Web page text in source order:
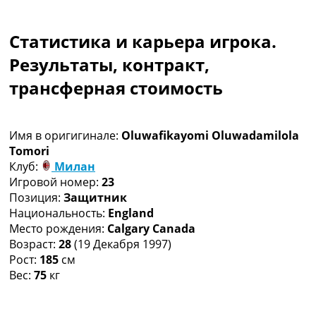
Чемпионат Мира
Украина. Премьер-Лига
Украина. Первая Лига
Лига Чемпионов
Другие Турниры >>>
Таблицы
Таблицы групп Чемпионата Мира
Украина. Премьер-Лига
Украина. Первая Лига
Лига Чемпионов. Таблицы групп
Англия. Премьер-Лига
Испания. Ла Лига
Все таблицы >>>
Рейтинги
Статистика и карьера игрока.
Результаты, контракт,
трансферная стоимость
Имя в оригигинале: Oluwafikayomi Oluwadamilola
Tomori
Клуб:
Милан
Игровой номер: 23
Позиция: Защитник
Национальность: England
Место рождения: Calgary Canada
Возраст: 28(19 Декабря 1997)
Рост: 185 см
Вес: 75 кг